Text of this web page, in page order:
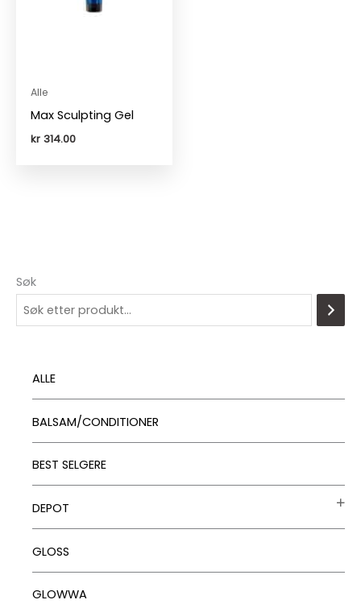
Søk
ALLE
BALSAM/CONDITIONER
BEST SELGERE
DEPOT
GLOSS
GLOWWA
Alle
Max Sculpting Gel
kr314.00